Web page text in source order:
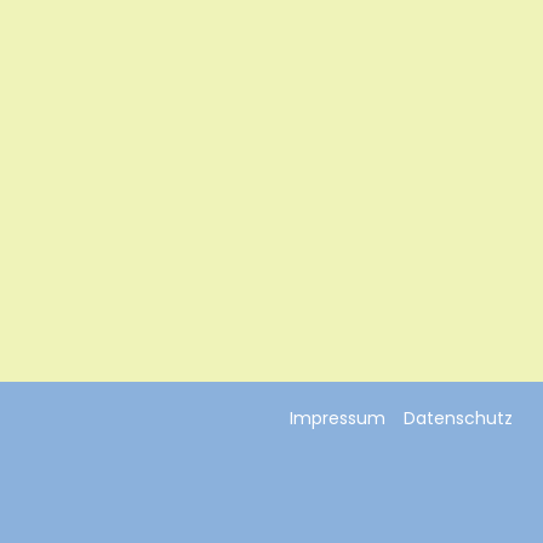
Impressum Datenschutz